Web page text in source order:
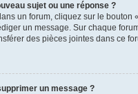
sujet ou une réponse ?
un forum, cliquez sur le
un message. Sur chaque
des pièces jointes dans ce
un message ?